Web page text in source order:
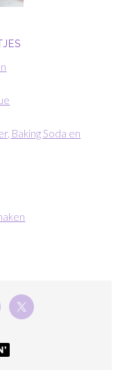
Baking Soda en